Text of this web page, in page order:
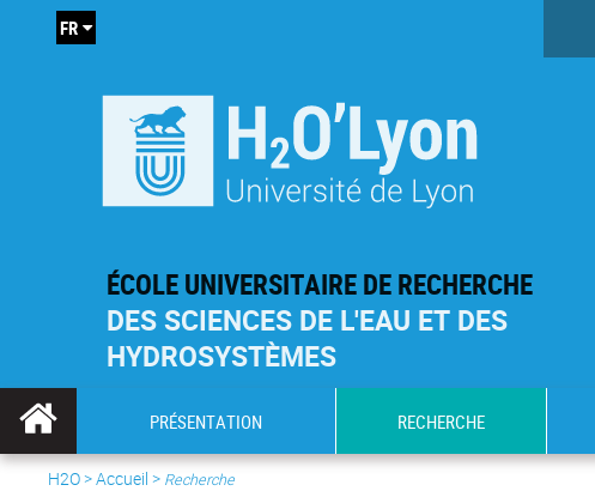
ÉCOLE UNIVERSITAIRE DE RECHERCHE
DES SCIENCES DE L'EAU ET DES
HYDROSYSTÈMES
FR
PRÉSENTATION RECHERCHE
H2O>Accueil > Recherche